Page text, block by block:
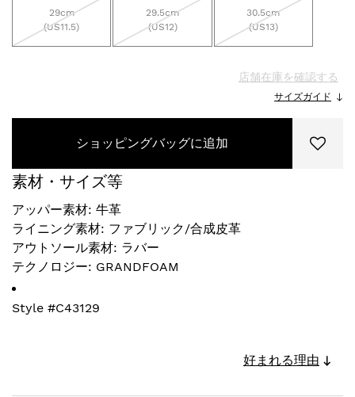
29cm
(US11.5)
29.5cm
(US12)
30.5cm
(US13)
店舗在庫を確認する
サイズガイド
ショッピングバッグに追加
素材・サイズ等
アッパー素材: 牛革
ライニング素材: ファブリック/合成皮革
アウトソール素材: ラバー
テクノロジー: GRANDFOAM
Style #C43129
好まれる理由